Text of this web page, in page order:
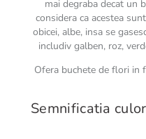
mai degraba decat un
considera ca acestea
obicei, albe, insa se
includiv galben, roz,
Ofera buchete de flori in
Semnificatia